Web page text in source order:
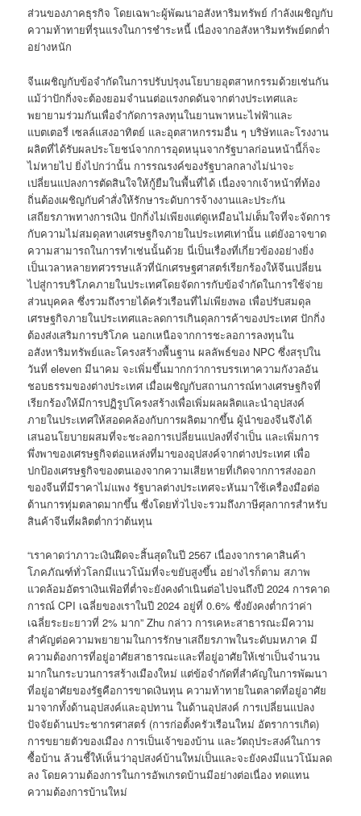
ส่วนของภาคธุรกิจ โดยเฉพาะผู้พัฒนาอสังหาริมทรัพย์ กำลังเผชิญกับ
ความท้าทายที่รุนแรงในการชำระหนี้ เนื่องจากอสังหาริมทรัพย์ตกต่ำ
อย่างหนัก
จีนเผชิญกับข้อจำกัดในการปรับปรุงนโยบายอุตสาหกรรมด้วยเช่นกัน
แม้ว่าปักกิ่งจะต้องยอมจำนนต่อแรงกดดันจากต่างประเทศและ
พยายามร่วมกันเพื่อจำกัดการลงทุนในยานพาหนะไฟฟ้าและ
แบตเตอรี่ เซลล์แสงอาทิตย์ และอุตสาหกรรมอื่น ๆ บริษัทและโรงงาน
ผลิตที่ได้รับผลประโยชน์จากการอุดหนุนจากรัฐบาลก่อนหน้านี้ก็จะ
ไม่หายไป ยิ่งไปกว่านั้น การรณรงค์ของรัฐบาลกลางไม่น่าจะ
เปลี่ยนแปลงการตัดสินใจให้กู้ยืมในพื้นที่ได้ เนื่องจากเจ้าหน้าที่ท้อง
ถิ่นต้องเผชิญกับคำสั่งให้รักษาระดับการจ้างงานและประกัน
เสถียรภาพทางการเงิน ปักกิ่งไม่เพียงแต่ดูเหมือนไม่เต็มใจที่จะจัดการ
กับความไม่สมดุลทางเศรษฐกิจภายในประเทศเท่านั้น แต่ยังอาจขาด
ความสามารถในการทำเช่นนั้นด้วย นี่เป็นเรื่องที่เกี่ยวข้องอย่างยิ่ง
เป็นเวลาหลายทศวรรษแล้วที่นักเศรษฐศาสตร์เรียกร้องให้จีนเปลี่ยน
ไปสู่การบริโภคภายในประเทศโดยจัดการกับข้อจำกัดในการใช้จ่าย
ส่วนบุคคล ซึ่งรวมถึงรายได้ครัวเรือนที่ไม่เพียงพอ เพื่อปรับสมดุล
เศรษฐกิจภายในประเทศและลดการเกินดุลการค้าของประเทศ ปักกิ่ง
ต้องส่งเสริมการบริโภค นอกเหนือจากการชะลอการลงทุนใน
อสังหาริมทรัพย์และโครงสร้างพื้นฐาน ผลลัพธ์ของ NPC ซึ่งสรุปใน
วันที่ eleven มีนาคม จะเพิ่มขึ้นมากกว่าการบรรเทาความกังวลอัน
ชอบธรรมของต่างประเทศ เมื่อเผชิญกับสถานการณ์ทางเศรษฐกิจที่
เรียกร้องให้มีการปฏิรูปโครงสร้างเพื่อเพิ่มผลผลิตและนำอุปสงค์
ภายในประเทศให้สอดคล้องกับการผลิตมากขึ้น ผู้นำของจีนจึงได้
เสนอนโยบายผสมที่จะชะลอการเปลี่ยนแปลงที่จำเป็น และเพิ่มการ
พึ่งพาของเศรษฐกิจต่อแหล่งที่มาของอุปสงค์จากต่างประเทศ เพื่อ
ปกป้องเศรษฐกิจของตนเองจากความเสียหายที่เกิดจากการส่งออก
ของจีนที่มีราคาไม่แพง รัฐบาลต่างประเทศจะหันมาใช้เครื่องมือต่อ
ต้านการทุ่มตลาดมากขึ้น ซึ่งโดยทั่วไปจะรวมถึงภาษีศุลกากรสำหรับ
สินค้าจีนที่ผลิตต่ำกว่าต้นทุน
“เราคาดว่าภาวะเงินฝืดจะสิ้นสุดในปี 2567 เนื่องจากราคาสินค้า
โภคภัณฑ์ทั่วโลกมีแนวโน้มที่จะขยับสูงขึ้น อย่างไรก็ตาม สภาพ
แวดล้อมอัตราเงินเฟ้อที่ต่ำจะยังคงดำเนินต่อไปจนถึงปี 2024 การคาด
การณ์ CPI เฉลี่ยของเราในปี 2024 อยู่ที่ 0.6% ซึ่งยังคงต่ำกว่าค่า
เฉลี่ยระยะยาวที่ 2% มาก” Zhu กล่าว การเคหะสาธารณะมีความ
สำคัญต่อความพยายามในการรักษาเสถียรภาพในระดับมหภาค มี
ความต้องการที่อยู่อาศัยสาธารณะและที่อยู่อาศัยให้เช่าเป็นจำนวน
มากในกระบวนการสร้างเมืองใหม่ แต่ข้อจำกัดที่สำคัญในการพัฒนา
ที่อยู่อาศัยของรัฐคือการขาดเงินทุน ความท้าทายในตลาดที่อยู่อาศัย
มาจากทั้งด้านอุปสงค์และอุปทาน ในด้านอุปสงค์ การเปลี่ยนแปลง
ปัจจัยด้านประชากรศาสตร์ (การก่อตั้งครัวเรือนใหม่ อัตราการเกิด)
การขยายตัวของเมือง การเป็นเจ้าของบ้าน และวัตถุประสงค์ในการ
ซื้อบ้าน ล้วนชี้ให้เห็นว่าอุปสงค์บ้านใหม่เป็นและจะยังคงมีแนวโน้มลด
ลง โดยความต้องการในการอัพเกรดบ้านมีอย่างต่อเนื่อง ทดแทน
ความต้องการบ้านใหม่